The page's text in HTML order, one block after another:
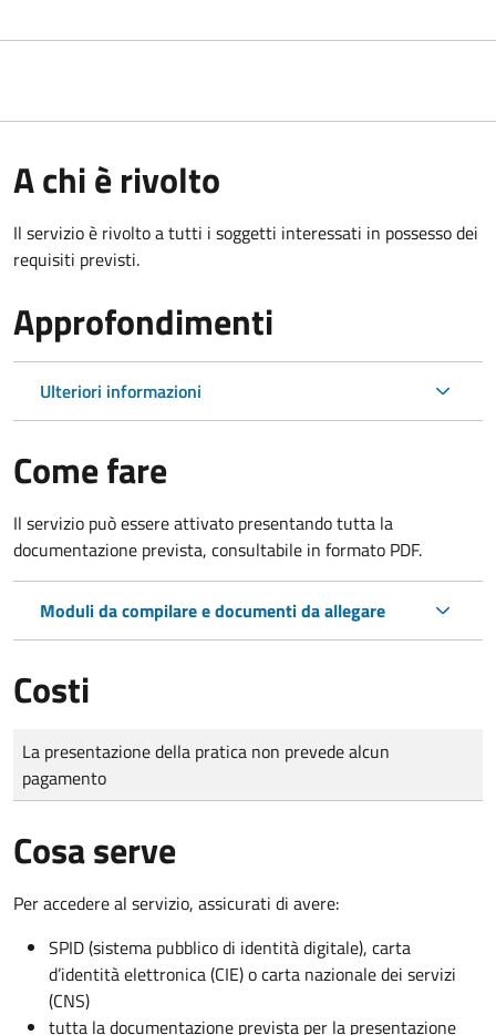
A chi è rivolto
Il servizio è rivolto a tutti i soggetti interessati in possesso dei
requisiti previsti.
Approfondimenti
Ulteriori informazioni
Come fare
Il servizio può essere attivato presentando tutta la
documentazione prevista, consultabile in formato PDF.
Moduli da compilare e documenti da allegare
Costi
Tipo di pagamento
Importo
La presentazione della pratica non prevede alcun
pagamento
Cosa serve
Per accedere al servizio, assicurati di avere:
SPID (sistema pubblico di identità digitale), carta
d’identità elettronica (CIE) o carta nazionale dei servizi
(CNS)
tutta la documentazione prevista per la presentazione